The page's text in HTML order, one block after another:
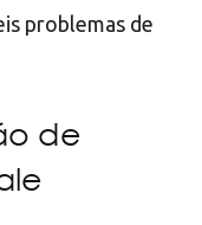
problemas de
de